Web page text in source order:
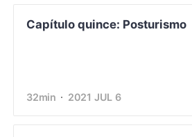
Capítulo quince: Posturismo
32min 2021 JUL 6